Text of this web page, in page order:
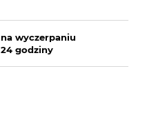
na wyczerpaniu
24 godziny